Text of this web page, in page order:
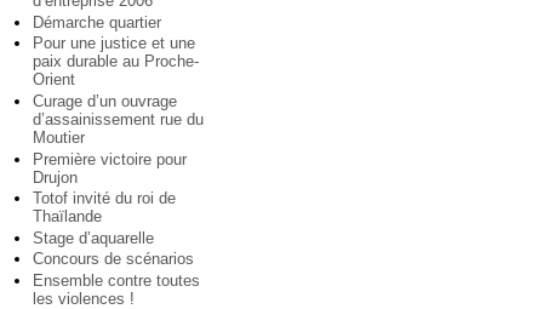
Démarche quartier
Pour une justice et une
paix durable au Proche-
Orient
Curage d’un ouvrage
d’assainissement rue du
Moutier
Première victoire pour
Drujon
Totof invité du roi de
Thaïlande
Stage d’aquarelle
Concours de scénarios
Ensemble contre toutes
les violences !